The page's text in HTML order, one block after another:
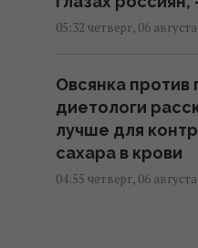
05:32 четверг, 06
Овсянка против
диетологи
лучше для
сахара в крови
04:55 четверг, 06